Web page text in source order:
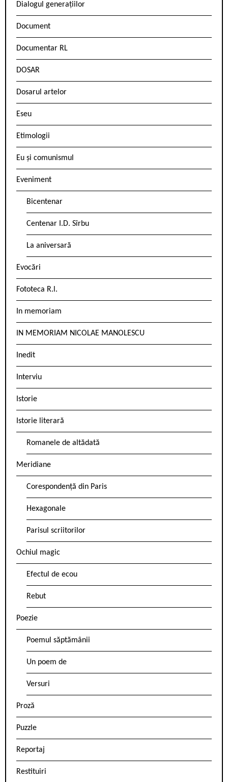
Dialogul generațiilor
Document
Documentar RL
DOSAR
Dosarul artelor
Eseu
Etimologii
Eu și comunismul
Eveniment
Bicentenar
Centenar I.D. Sîrbu
La aniversară
Evocări
Fototeca R.l.
In memoriam
IN MEMORIAM NICOLAE MANOLESCU
Inedit
Interviu
Istorie
Istorie literară
Romanele de altădată
Meridiane
Corespondență din Paris
Hexagonale
Parisul scriitorilor
Ochiul magic
Efectul de ecou
Rebut
Poezie
Poemul săptămânii
Un poem de
Versuri
Proză
Puzzle
Reportaj
Restituiri